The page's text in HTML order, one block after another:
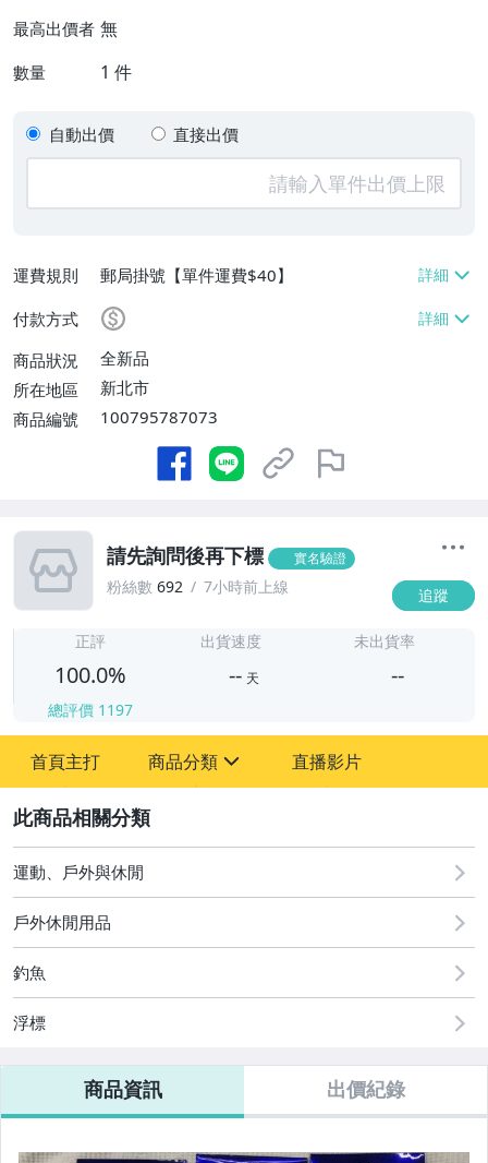
最高出價者 無
數量 1 件
自動出價 直接出價
運費規則
郵局掛號【單件運費$40】
付款方式
商品狀況
全新品
所在地區
新北市
商品編號
100795787073
請先詢問後再下標 實名驗證
粉絲數 692 7小時前上線 追蹤
正評
100.0%
總評價 1197
出貨速度
-- 天
未出貨率
--
首頁主打 商品分類
運動、戶外與休閒
直播影片
運動、戶外與休閒
戶外休閒用品
釣魚
浮標
商品資訊 出價紀錄